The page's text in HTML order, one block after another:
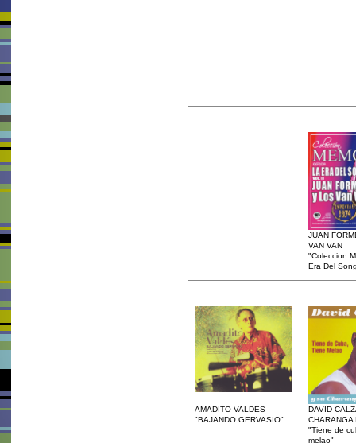
JUAN
VAN VAN
"Coleccion
Era Del
AMADITO VALDES
"BAJANDO GERVASIO"
DAVID
CHARANGA
"Tiene de
melao"